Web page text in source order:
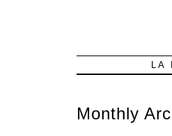
LA
Monthly